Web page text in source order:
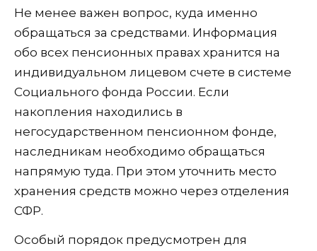
Не менее важен вопрос, куда именно
обращаться за средствами. Информация
обо всех пенсионных правах хранится на
индивидуальном лицевом счете в системе
Социального фонда России. Если
накопления находились в
негосударственном пенсионном фонде,
наследникам необходимо обращаться
напрямую туда. При этом уточнить место
хранения средств можно через отделения
СФР.
Особый порядок предусмотрен для